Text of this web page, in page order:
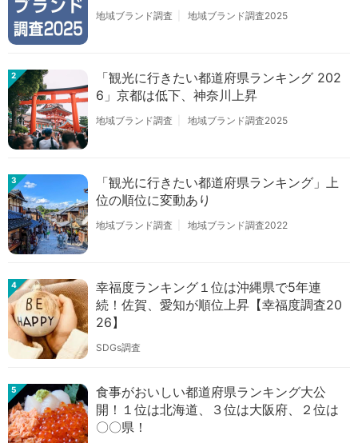
地域ブランド調査 地域ブランド調査2025
2
「観光に行きたい都道府県ランキング 202
6」京都は低下、神奈川上昇
地域ブランド調査 地域ブランド調査2025
3
「観光に行きたい都道府県ランキング」上
位の順位に変動あり
地域ブランド調査 地域ブランド調査2022
4
幸福度ランキング１位は沖縄県で5年連
続！佐賀、愛知が順位上昇【幸福度調査20
26】
SDGs調査
5
食事がおいしい都道府県ランキング大公
開！１位は北海道、３位は大阪府、２位は
〇〇県！